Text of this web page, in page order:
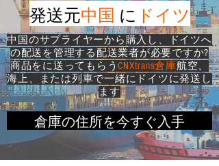
発送元中国 に ドイツ
中国のサプライヤーから購入し、ドイツへ
の配送を管理する配送業者が必要ですか?
商品をに送ってもらうCNXtrans倉庫航空、
海上、または列車で一緒にドイツに発送し
ます
倉庫の住所を今すぐ入手